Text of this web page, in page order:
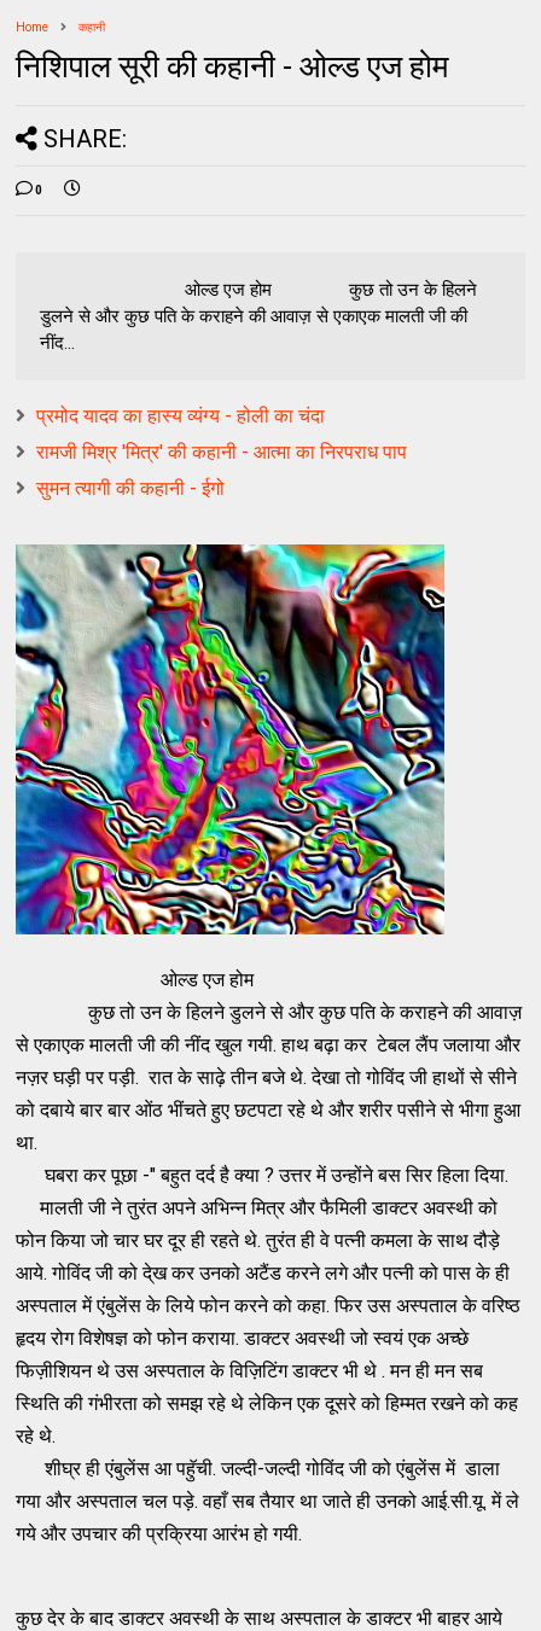
Home कहानी
निशिपाल सूरी की कहानी - ओल्ड एज होम
SHARE:
0
ओल्ड एज होम कुछ तो उन के हिलने
डुलने से और कुछ पति के कराहने की आवाज़ से एकाएक मालती जी की
नींद...
प्रमोद यादव का हास्य व्यंग्य - होली का चंदा
रामजी मिश्र 'मित्र' की कहानी - आत्मा का निरपराध पाप
सुमन त्यागी की कहानी - ईगो
ओल्ड एज होम
कुछ तो उन के हिलने डुलने से और कुछ पति के कराहने की आवाज़
से एकाएक मालती जी की नींद खुल गयी. हाथ बढ़ा कर टेबल लैंप जलाया और
नज़र घड़ी पर पड़ी. रात के साढ़े तीन बजे थे. देखा तो गोविंद जी हाथों से सीने
को दबाये बार बार ओंठ भींचते हुए छटपटा रहे थे और शरीर पसीने से भीगा हुआ
था.
घबरा कर पूछा -" बहुत दर्द है क्या ? उत्तर में उन्होंने बस सिर हिला दिया.
मालती जी ने तुरंत अपने अभिन्न मित्र और फैमिली डाक्टर अवस्थी को
फोन किया जो चार घर दूर ही रहते थे. तुरंत ही वे पत्नी कमला के साथ दौड़े
आये. गोविंद जी को दे्ख कर उनको अटैंड करने लगे और पत्नी को पास के ही
अस्पताल में एंबुलेंस के लिये फोन करने को कहा. फिर उस अस्पताल के वरिष्ठ
हृदय रोग विशेषज्ञ को फोन कराया. डाक्टर अवस्थी जो स्वयं एक अच्छे
फिज़ीशियन थे उस अस्पताल के विज़िटिंग डाक्टर भी थे . मन ही मन सब
स्थिति की गंभीरता को समझ रहे थे लेकिन एक दूसरे को हिम्मत रखने को कह
रहे थे.
शीघ्र ही एंबुलेंस आ पहॅुची. जल्दी-जल्दी गोविंद जी को एंबुलेंस में डाला
गया और अस्पताल चल पड़े. वहाँ सब तैयार था जाते ही उनको आई.सी.यू. में ले
गये और उपचार की प्रक्रिया आरंभ हो गयी.
कुछ देर के बाद डाक्टर अवस्थी के साथ अस्पताल के डाक्टर भी बाहर आये